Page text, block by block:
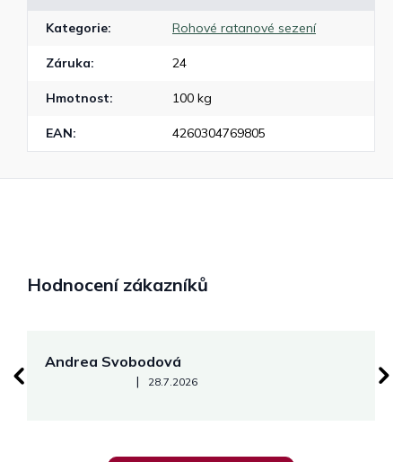
Kategorie: Rohové ratanové sezení
Záruka: 24
Hmotnost: 100 kg
EAN: 4260304769805
Hodnocení zákazníků
Andrea Svobodová
Hodnocení obchodu je 5 z 5 hvězdiček.
| 28.7.2026